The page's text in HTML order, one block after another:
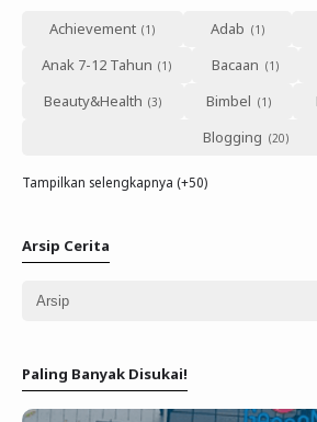
Achievement Adab
Anak 7-12 Tahun
Bacaan
Beauty&Health
Bimbel
Blogging
Tampilkan selengkapnya (+50)
Arsip Cerita
Paling Banyak Disukai!